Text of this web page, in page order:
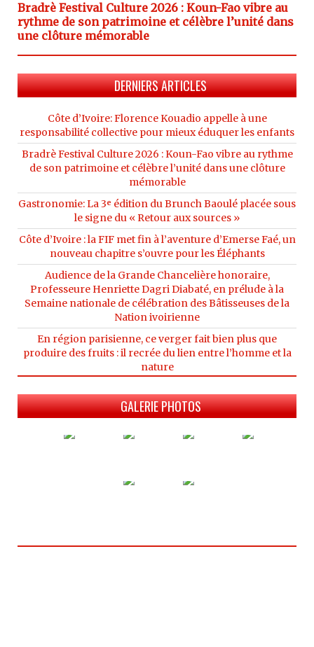
Bradrè Festival Culture 2026 : Koun-Fao vibre au
rythme de son patrimoine et célèbre l’unité dans
une clôture mémorable
DERNIERS ARTICLES
Côte d’Ivoire: Florence Kouadio appelle à une
responsabilité collective pour mieux éduquer les enfants
Bradrè Festival Culture 2026 : Koun-Fao vibre au rythme
de son patrimoine et célèbre l’unité dans une clôture
mémorable
Gastronomie: La 3ᵉ édition du Brunch Baoulé placée sous
le signe du « Retour aux sources »
Côte d’Ivoire : la FIF met fin à l’aventure d’Emerse Faé, un
nouveau chapitre s’ouvre pour les Éléphants
Audience de la Grande Chancelière honoraire,
Professeure Henriette Dagri Diabaté, en prélude à la
Semaine nationale de célébration des Bâtisseuses de la
Nation ivoirienne
En région parisienne, ce verger fait bien plus que
produire des fruits : il recrée du lien entre l’homme et la
nature
GALERIE PHOTOS